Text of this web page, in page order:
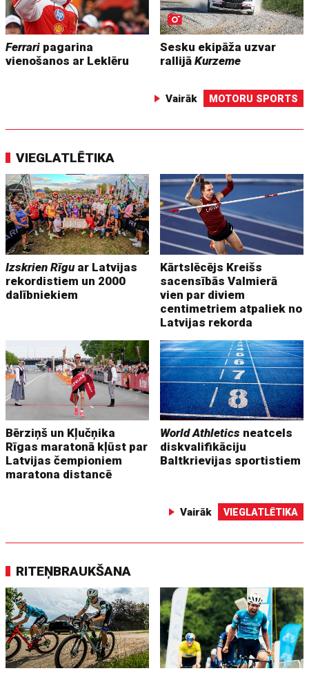
Ferrari pagarina
vienošanos ar Leklēru
Sesku ekipāža uzvar
rallijāKurzeme
Vairāk MOTORU SPORTS
VIEGLATLĒTIKA
Izskrien Rīguar Latvijas
rekordistiem un 2000
dalībniekiem
Kārtslēcējs Kreišs
sacensībās Valmierā
vien par diviem
centimetriem atpaliek no
Latvijas rekorda
Bērziņš un Kļučņika
Rīgas maratonā kļūst par
Latvijas čempioniem
maratona distancē
World Athletics neatcels
diskvalifikāciju
Baltkrievijas sportistiem
Vairāk VIEGLATLĒTIKA
RITEŅBRAUKŠANA